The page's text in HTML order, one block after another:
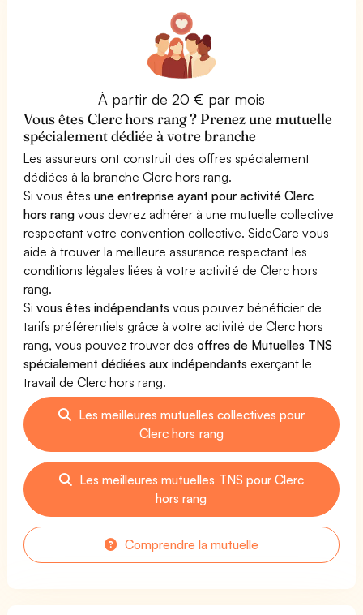
À partir de 20 € par mois
Vous êtes Clerc hors rang ? Prenez une mutuelle
spécialement dédiée à votre branche
Les assureurs ont construit des offres spécialement
dédiées à la branche Clerc hors rang.
Si vous êtesune entreprise ayant pour activité Clerc
hors rang vous devrez adhérer à une mutuelle collective
respectant votre convention collective. SideCare vous
aide à trouver la meilleure assurance respectant les
conditions légales liées à votre activité de Clerc hors
rang.
Sivous êtes indépendants vous pouvez bénéficier de
tarifs préférentiels grâce à votre activité de Clerc hors
rang, vous pouvez trouver desoffres de Mutuelles TNS
spécialement dédiées aux indépendants exerçant le
travail de Clerc hors rang.
Les meilleures mutuelles collectives pour
Clerc hors rang
Les meilleures mutuelles TNS pour Clerc
hors rang
Comprendre la mutuelle